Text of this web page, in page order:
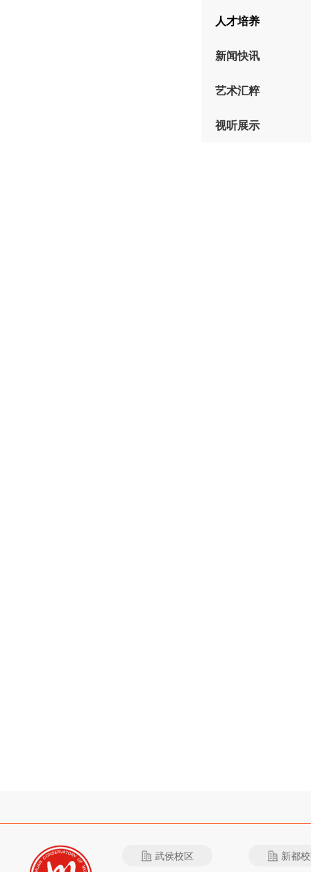
人才培养
新闻快讯
艺术汇粹
视听展示
武侯校区 新都